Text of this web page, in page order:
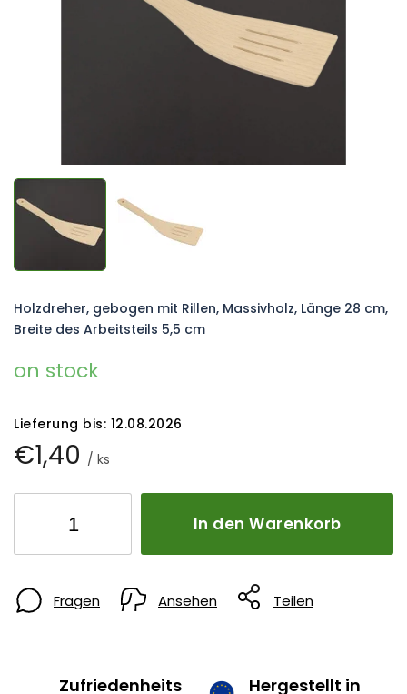
€1,40 / ks
on stock
Lieferung bis: 12.08.2026
In den Warenkorb
Holzdreher, gebogen mit Rillen, Massivholz, Länge 28 cm,
Breite des Arbeitsteils 5,5 cm
Fragen Ansehen Teilen
Zufriedenheits
Hergestellt in